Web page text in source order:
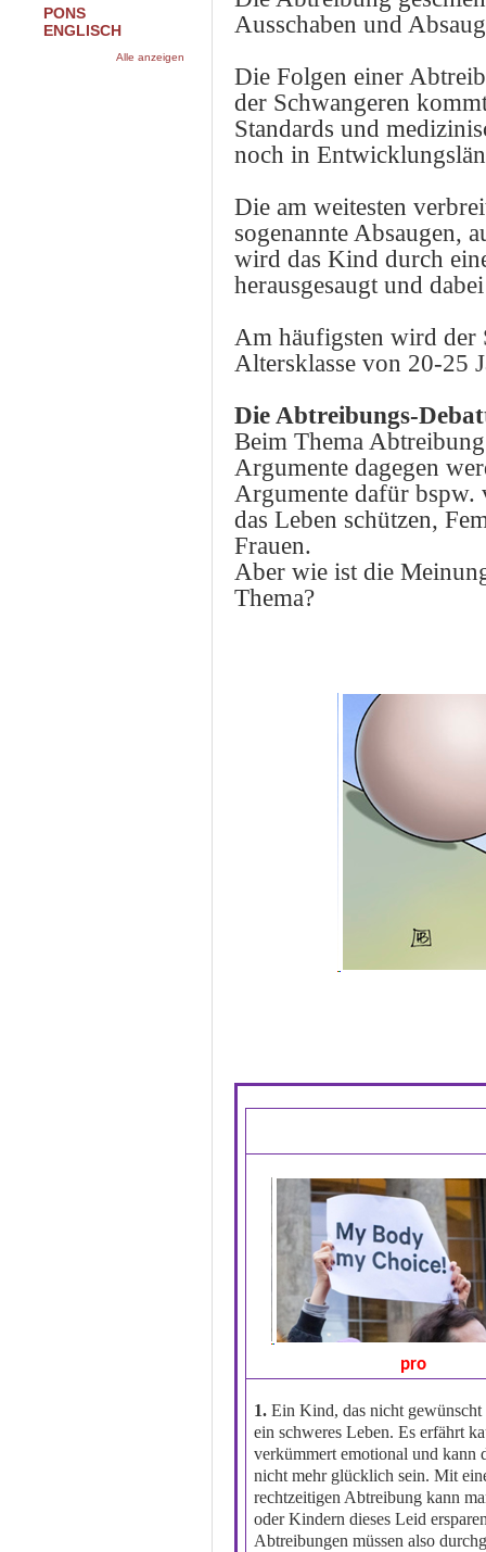
Ausschaben und
Die Folgen einer
der Schwangeren
Standards und
noch in
Die am weitesten
sogenannte Absaugen,
wird das Kind durch
herausgesaugt und
Am häufigsten wird der
Altersklasse von 20-25
Die Abtreibungs-
Beim Thema
Argumente dagegen
Argumente dafür
das Leben schützen,
Frauen.
Aber wie ist die
Thema?
pro
1. Ein Kind, das nicht gewünscht
ein schweres Leben. Es erfährt
verkümmert emotional und kann
nicht mehr glücklich sein. Mit
rechtzeitigen Abtreibung kann
oder Kindern dieses Leid
Abtreibungen müssen also
PONS
ENGLISCH
Alle anzeigen